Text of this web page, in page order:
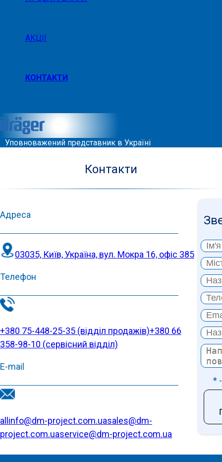
АКЦІЇ
КОНТАКТИ
Уповноважений представник в Україні
Контакти
Адреса
03035, Київ, Україна, вул. Мокра 16, офіс 385
Телефон
+380 75-448-25-35 (відділ продажів)+380 66
358-98-10 (cервісний відділ)
E-mail
allinfo@dm-project.com.uasales@dm-
project.com.uaservice@dm-project.com.ua
*